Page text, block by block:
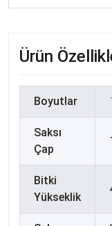
Ürün
Boyutlar
Saksı
Çap
Bitki
Yükseklik